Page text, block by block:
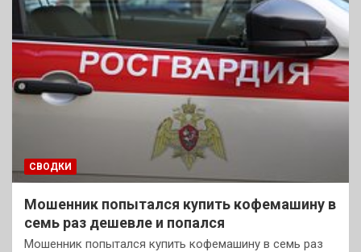
СВОДКИ
Мошенник попытался купить кофемашину в
семь раз дешевле и попался
Мошенник попытался купить кофемашину в семь раз